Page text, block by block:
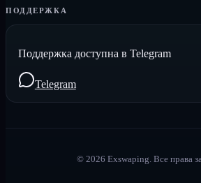
ПОДДЕРЖКА
Поддержка доступна в Telegram
Telegram
© 2026 Exswaping. Все права